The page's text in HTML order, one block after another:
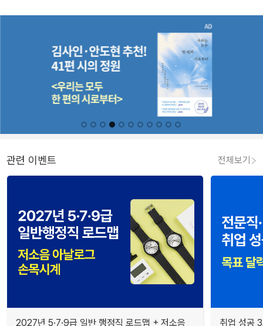
관련 이벤트 전체보기
2027년 5·7·9급 일반 행정직 로드맵 + 저소음 취업 성공